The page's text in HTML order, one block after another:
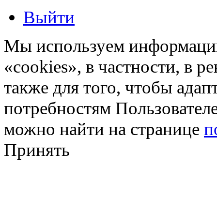
Выйти
Мы используем
«cookies», в частности, в
также для того, чтобы
потребностям
можно найти на странице
Принять